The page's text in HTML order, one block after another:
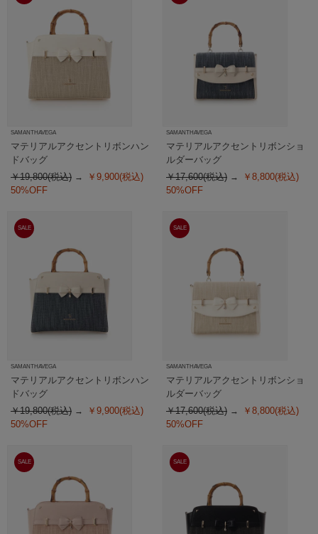
SAMANTHAVEGA
マテリアルアクセントリボンハン
ドバッグ
￥19,800(税込)
￥9,900(税込)
50%OFF
SAMANTHAVEGA
マテリアルアクセントリボンショ
ルダーバッグ
￥17,600(税込)
￥8,800(税込)
50%OFF
SALE
SAMANTHAVEGA
マテリアルアクセントリボンハン
ドバッグ
￥19,800(税込)
￥9,900(税込)
50%OFF
SALE
SAMANTHAVEGA
マテリアルアクセントリボンショ
ルダーバッグ
￥17,600(税込)
￥8,800(税込)
50%OFF
SALE SALE